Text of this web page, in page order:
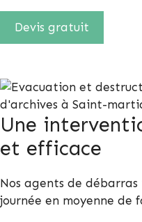
Devis gratuit
Une
et efficace
Nos agents de
journée en moyenne de